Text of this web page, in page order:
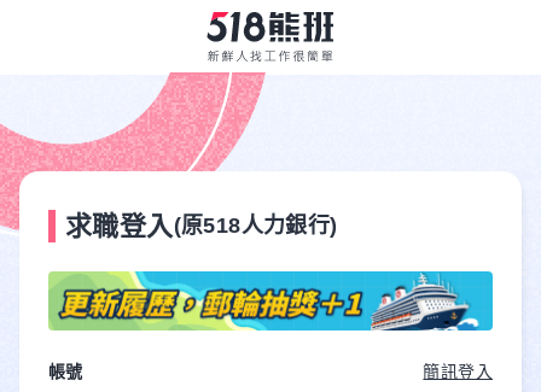
求職登入 (原518人力銀行)
帳號 簡訊登入